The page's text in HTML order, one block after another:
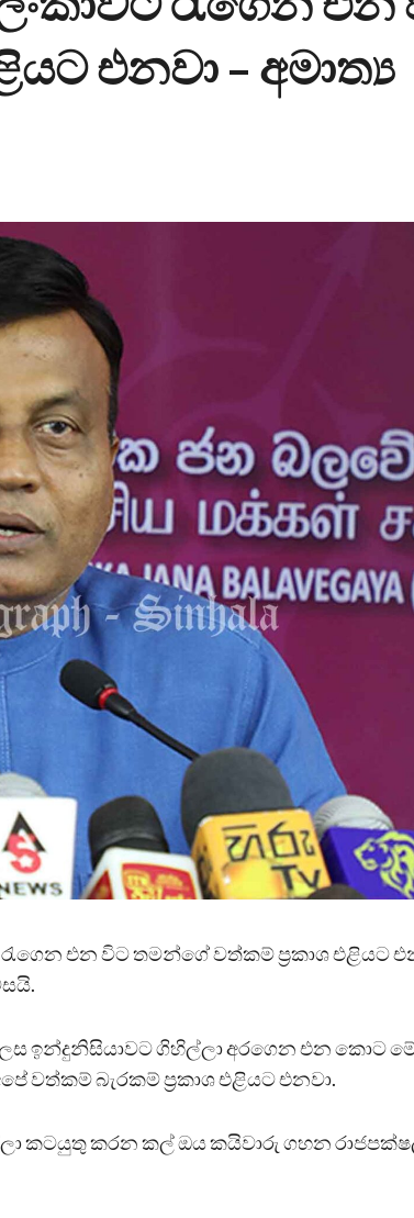
එනවා – අමාත්‍ය
එන විට තමන්ගේ වත්කම් ප්‍රකාශ එළියට
ඉන්දුනිසියාවට ගිහිල්ලා අරගෙන එන කොට
වත්කම් බැරකම් ප්‍රකාශ එළියට එනවා.
කටයුතු කරන කල් ඔය කයිවාරු ගහන